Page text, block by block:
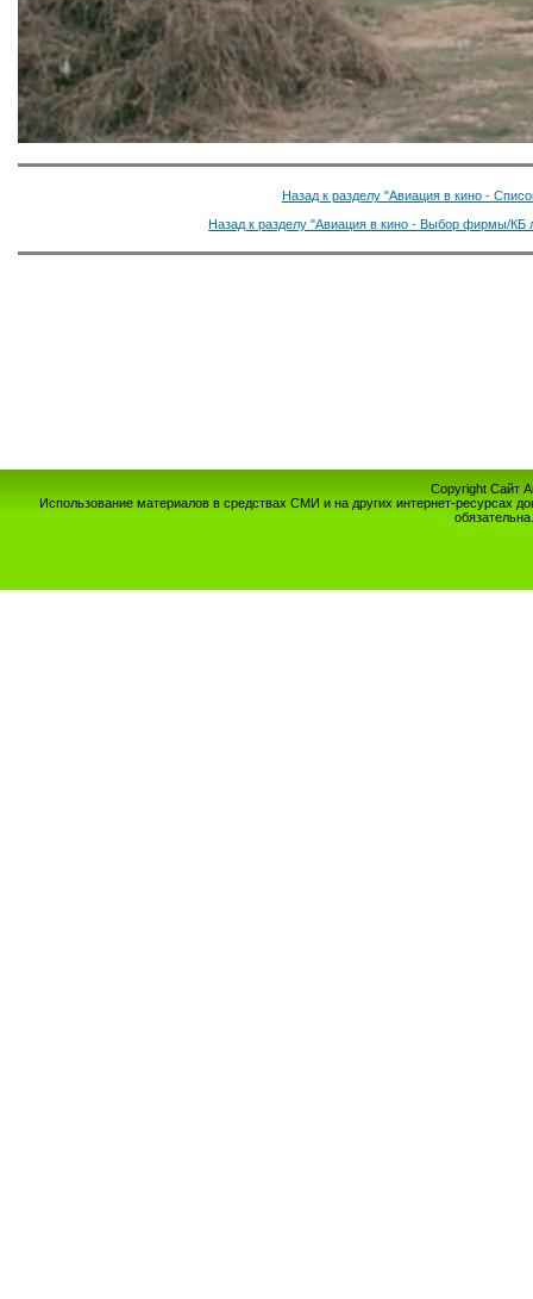
Назад к разделу "Авиация в кино -
Назад к разделу "Авиация в кино - Выбор фирмы/КБ
Copyright Сайт
Использование материалов в средствах СМИ и на других интернет-ресурсах
обязательна.